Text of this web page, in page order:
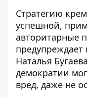
Стратегию
успешной,
авторитарные
предупреждает
Наталья
демократии
вред, даже не